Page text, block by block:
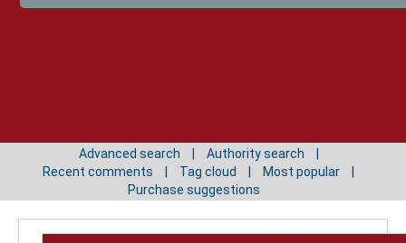
Advanced search
Authority search
Recent comments
Tag cloud
Most popular
Purchase suggestions